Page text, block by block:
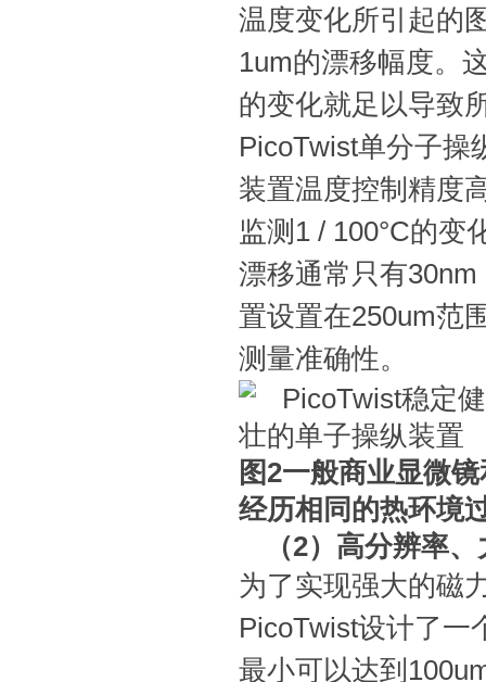
温度变化所引起的
1um的漂移幅度。
的变化就足以导致
PicoTwist单分子操
装置温度控制精度
监测1 / 100°C的变
漂移通常只有
置设置在250um范
测量准确性。
图2一般商业显微
经历相同的热环境
（2）高分辨率
为了实现强大的磁
PicoTwist设计了一
最小可以达到